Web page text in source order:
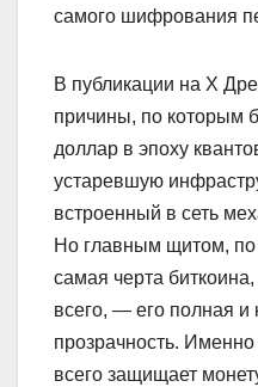
самого шифрования
В публикации на X
причины, по которым
доллар в эпоху
устаревшую
встроенный в сеть
Но главным щитом, по
самая черта
всего, — его полная и
прозрачность.
всего защищает